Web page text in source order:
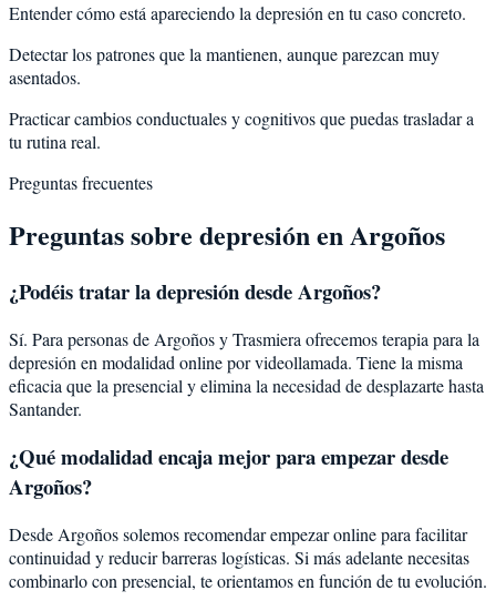
Entender cómo está apareciendo la depresión en tu caso concreto.
Detectar los patrones que la mantienen, aunque parezcan muy
asentados.
Practicar cambios conductuales y cognitivos que puedas trasladar a
tu rutina real.
Preguntas frecuentes
Preguntas sobre depresiónenArgoños
¿Podéis tratar ladepresióndesdeArgoños?
Sí. Para personas de Argoños y Trasmiera ofrecemos terapia para la
depresión en modalidad online por videollamada. Tiene la misma
eficacia que la presencial y elimina la necesidad de desplazarte hasta
Santander.
¿Qué modalidad encaja mejor para empezar desde
Argoños?
Desde Argoños solemos recomendar empezar online para facilitar
continuidad y reducir barreras logísticas. Si más adelante necesitas
combinarlo con presencial, te orientamos en función de tu evolución.